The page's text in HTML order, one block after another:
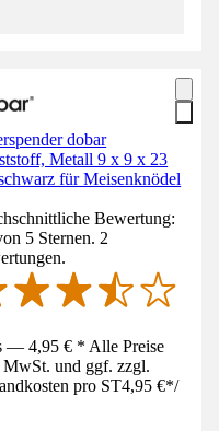
dobar
Metall 9 x 9 x 23
für Meisenknödel
Bewertung:
5 Sternen. 2
— 4,95 € * Alle Preise
und ggf. zzgl.
pro ST4,95 €*/